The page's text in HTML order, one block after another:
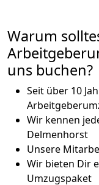
Warum
uns buchen?
Seit über 10
Wir kennen
Delmenhorst
Unsere
Wir bieten Dir
Umzugspaket